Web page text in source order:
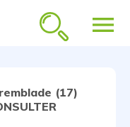
menu
(17)